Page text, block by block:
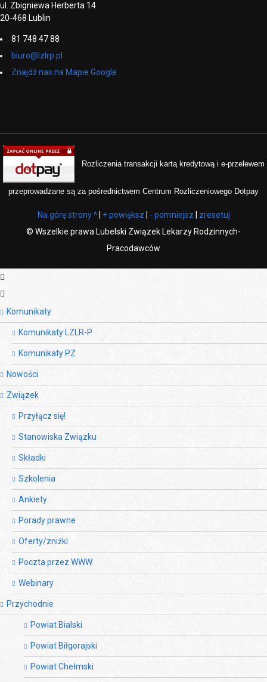
ul. Zbigniewa Herberta 14
20-468 Lublin
81 748 47 88
biuro@lzlrp.pl
Znajdź nas na Mapie Google
Rozliczenia transakcji kartą kredytową i e-przelewem
przeprowadzane są za pośrednictwem Centrum Rozliczeniowego Dotpay
Na górę strony ^| + powiększ - pomniejsz
zresetuj
© Wszelkie prawa Lubelski Związek Lekarzy Rodzinnych-
Pracodawców
Komunikaty
Komunikaty LZLR-P
Komunikaty PZ
Nowości
Związek
Przyłącz się!
Stanowiska Związku
Składki
Szkolenia
Ankiety
Porady prawne
Oferty/zniżki
Poczta przez WWW
Webinary
Przychodnie
Powiat Bialski
Powiat Biłgorajski
Powiat Chełmski